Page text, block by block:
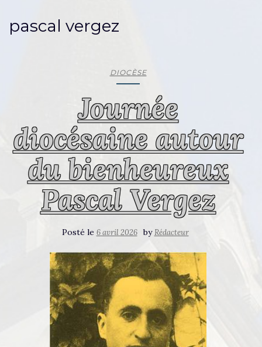
pascal vergez
DIOCÈSE
Journée
diocésaine autour
du bienheureux
Pascal Vergez
Posté le 6 avril 2026 byRédacteur